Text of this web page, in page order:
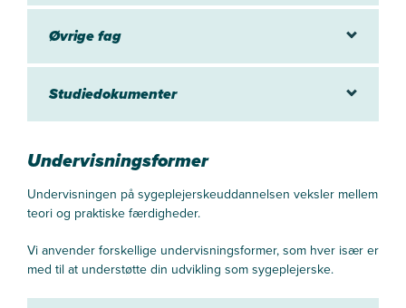
Øvrige fag
Studiedokumenter
Undervisningsformer
Undervisningen på sygeplejerskeuddannelsen veksler mellem
teori og praktiske færdigheder.
Vi anvender forskellige undervisningsformer, som hver især er
med til at understøtte din udvikling som sygeplejerske.